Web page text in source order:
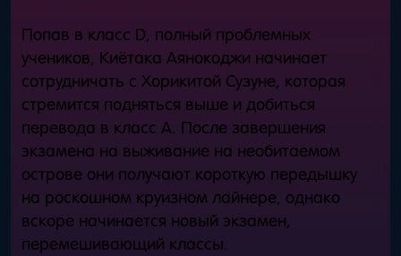
Попав в класс D, полный проблемных
учеников, Киётака Аянокоджи начинает
сотрудничать с Хорикитой Сузуне, которая
стремится подняться выше и добиться
перевода в класс A. После завершения
экзамена на выживание на необитаемом
острове они получают короткую передышку
на роскошном круизном лайнере, однако
вскоре начинается новый экзамен,
перемешивающий классы.